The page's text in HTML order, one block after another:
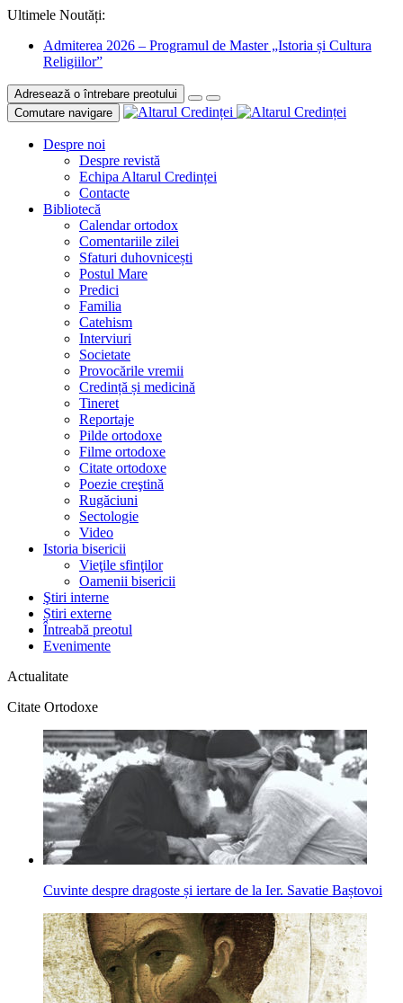
Ultimele Noutăți:
Admiterea 2026 – Programul de Master „Istoria și Cultura
Religiilor”
Adresează o întrebare preotului
Comutare navigare
Despre noi
Despre revistă
Echipa Altarul Credinței
Contacte
Bibliotecă
Calendar ortodox
Comentariile zilei
Sfaturi duhovnicești
Postul Mare
Predici
Familia
Catehism
Interviuri
Societate
Provocările vremii
Credință și medicină
Tineret
Reportaje
Pilde ortodoxe
Filme ortodoxe
Citate ortodoxe
Poezie creştină
Rugăciuni
Sectologie
Video
Istoria bisericii
Vieţile sfinţilor
Oamenii bisericii
Ştiri interne
Știri externe
Întreabă preotul
Evenimente
Actualitate
Citate Ortodoxe
Cuvinte despre dragoste și iertare de la Ier. Savatie Baștovoi